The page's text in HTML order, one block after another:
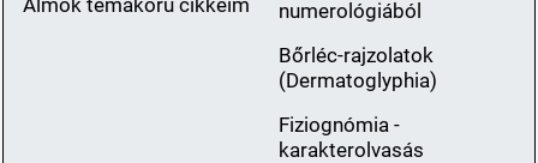
numerológiából
Bőrléc-rajzolatok
(Dermatoglyphia)
Fiziognómia -
karakterolvasás